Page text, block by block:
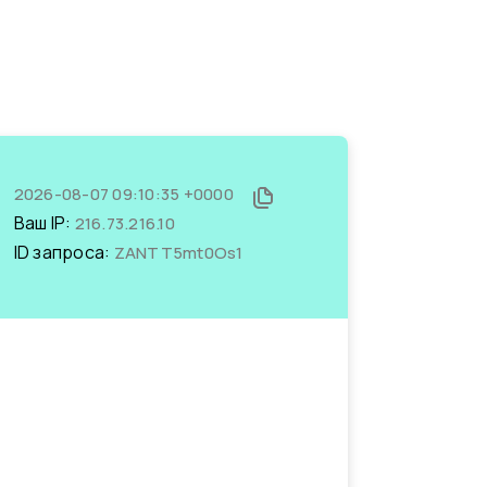
2026-08-07 09:10:35 +0000
Ваш IP: 216.73.216.10
ID запроса: ZANTT5mt0Os1